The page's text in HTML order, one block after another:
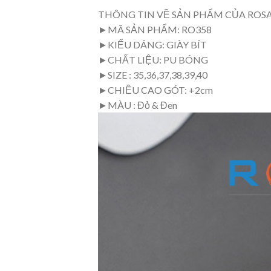
THÔNG TIN VỀ SẢN PHẨM CỦA
►MÃ SẢN PHẨM: RO358
►KIỂU DÁNG: GIÀY BÍT
►CHẤT LIỆU: PU BÓNG
►SIZE : 35,36,37,38,39,40
►CHIỀU CAO GÓT: +2cm
►MÀU : Đỏ & Đen